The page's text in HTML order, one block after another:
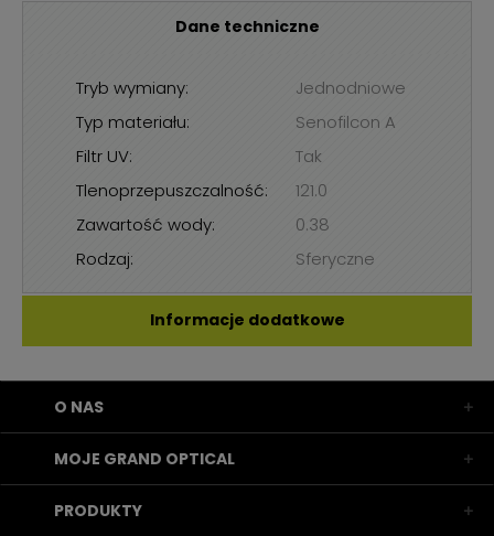
Dane techniczne
Tryb wymiany:
Jednodniowe
Typ materiału:
Senofilcon A
Filtr UV:
Tak
Tlenoprzepuszczalność:
121.0
Zawartość wody:
0.38
Rodzaj:
Sferyczne
Informacje dodatkowe
O NAS
MOJE GRAND OPTICAL
PRODUKTY